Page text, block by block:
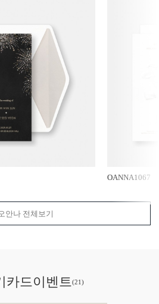
OANNA1067
안나 전체보기
카드이벤트(21)